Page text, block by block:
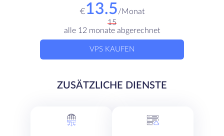
€13.5/Monat
15
alle 12 monate abgerechnet
VPS KAUFEN
ZUSÄTZLICHE DIENSTE